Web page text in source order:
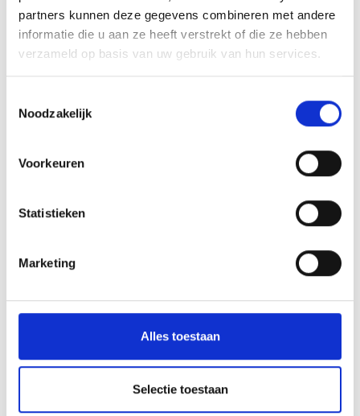
partners kunnen deze gegevens combineren met andere
informatie die u aan ze heeft verstrekt of die ze hebben
verzameld op basis van uw gebruik van hun services.
Noodzakelijk
Voorkeuren
Statistieken
Marketing
Alles toestaan
Selectie toestaan
Spijlenhekwerk
Hekwerk uit buis
Dranghekken & Schrikhekken
Kunststof barriers
Kunststof aanrijdbeveiliging
Overige aanrijdbeveiliging
Spiegels
Plintbescherming
Bevestigingsmaterialen
BETAALMOGELIJKHEDEN